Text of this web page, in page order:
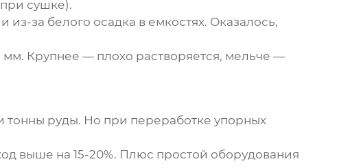
сушке).
за белого осадка в емкостях. Оказалось,
Крупнее — плохо растворяется, мельче —
тонны руды. Но при переработке упорных
выше на 15-20%. Плюс простой оборудования